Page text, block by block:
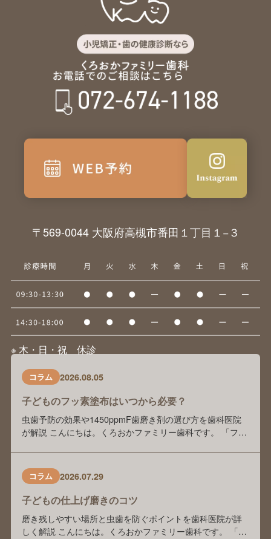
〒569-0044 大阪府高槻市番田１丁目１−３
※ 木・日・祝 休診
コラム 2026.08.05
子どものフッ素塗布はいつから必要？
虫歯予防の効果や1450ppmF歯磨き剤の選び方を歯科医院
が解説 こんにちは。くろおかファミリー歯科です。 「フッ
院でフッ素を塗っているけれど、自宅でもフッ素入り歯磨
き剤を使った方がいいのでしょうか？」 「歯磨き剤の種類
が多くて、どれを選べばよいかわかりません」 このような
ご相談を、保護者の方からよくいた …
コラム 2026.07.29
子どもの仕上げ磨きのコツ
磨き残しやすい場所と虫歯を防ぐポイントを歯科医院が詳
しく解説 こんにちは。くろおかファミリー歯科です。 「毎